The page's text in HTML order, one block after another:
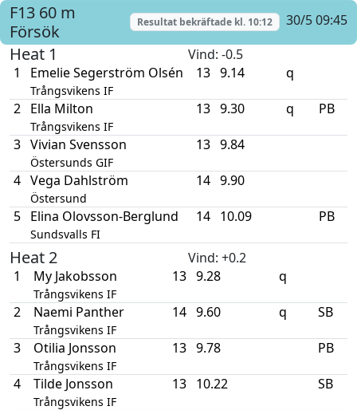
F13 60 m
Försök
Resultat bekräftade kl. 10:12 30/5 09:45
Heat 1 Vind: -0.5
1
Emelie Segerström Olsén
Trångsvikens IF
13 9.14 q
2 Ella Milton
Trångsvikens IF
13 9.30 q PB
3 Vivian Svensson
Östersunds GIF
13 9.84
4 Vega Dahlström
Östersund
14 9.90
5 Elina Olovsson-Berglund
Sundsvalls FI
14 10.09 PB
Heat 2 Vind: +0.2
1
My Jakobsson
Trångsvikens IF
13 9.28 q
2 Naemi Panther
Trångsvikens IF
14 9.60 q SB
3 Otilia Jonsson
Trångsvikens IF
13 9.78 PB
4 Tilde Jonsson
Trångsvikens IF
13 10.22 SB